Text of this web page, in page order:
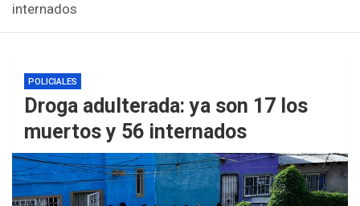
internados
POLICIALES
Droga adulterada: ya son 17 los
muertos y 56 internados